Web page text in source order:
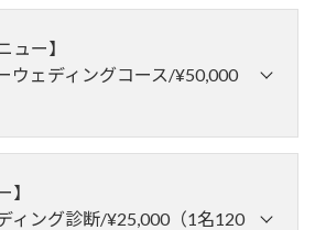
ュー】
ウェディングコース/¥50,000
スやカラーコスメまでトータルでプ
】
ィング診断/¥25,000（1名120